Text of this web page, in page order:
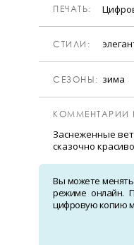
ПЕЧАТЬ:
CТИЛИ:
CЕЗОНЫ: зима
КОММЕНТАРИИ
Заснеженные
сказочно
Вы можете
режиме онлайн.
цифровую копию